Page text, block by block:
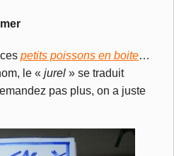
petits poissons en boite…
le « jurel » se traduit
pas plus, on a juste